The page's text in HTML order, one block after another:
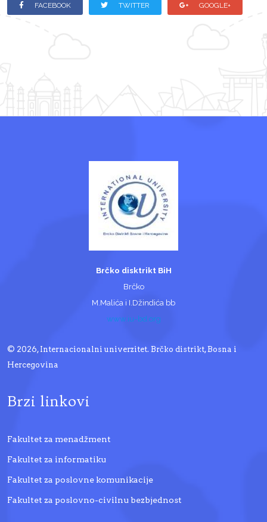
FACEBOOK TWITTER GOOGLE+
Brčko disktrikt BiH
Brčko
M.Malića i I.Džindića bb
www.iu-bd.org
© 2026, Internacionalni univerzitet. Brčko distrikt, Bosna i
Hercegovina
Brzi linkovi
Fakultet za menadžment
Fakultet za informatiku
Fakultet za poslovne komunikacije
Fakultet za poslovno-civilnu bezbjednost